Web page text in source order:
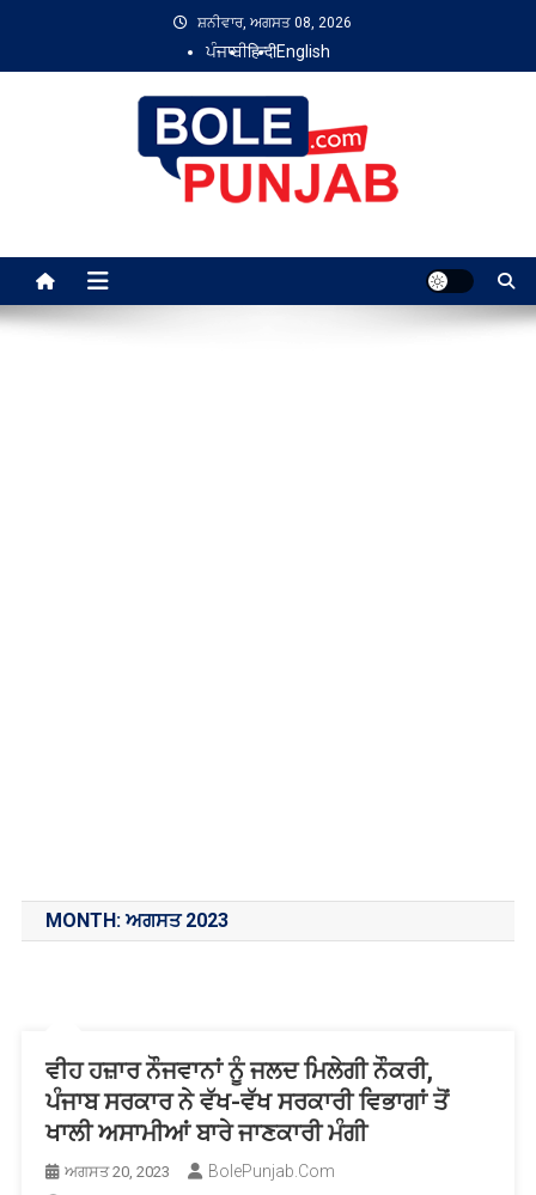
content
ਸ਼ਨੀਵਾਰ, ਅਗਸਤ 08, 2026
ਪੰਜਾਬੀहिन्दीEnglish
MONTH:ਅਗਸਤ 2023
ਵੀਹ ਹਜ਼ਾਰ ਨੌਜਵਾਨਾਂ ਨੂੰ ਜਲਦ ਮਿਲੇਗੀ ਨੌਕਰੀ,
ਪੰਜਾਬ ਸਰਕਾਰ ਨੇ ਵੱਖ-ਵੱਖ ਸਰਕਾਰੀ ਵਿਭਾਗਾਂ ਤੋਂ
ਖਾਲੀ ਅਸਾਮੀਆਂ ਬਾਰੇ ਜਾਣਕਾਰੀ ਮੰਗੀ
ਅਗਸਤ 20, 2023 BolePunjab.com